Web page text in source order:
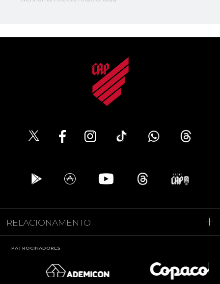
RELACIONAMENTO
PATROCINADORES